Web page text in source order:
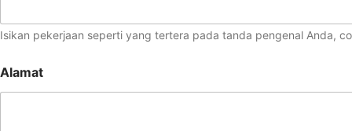
Isikan pekerjaan seperti yang tertera pada tanda pengenal Anda,
Alamat